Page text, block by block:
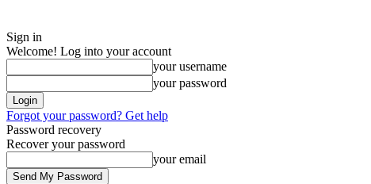
Sign in
Welcome! Log into your account
your username
your password
Forgot your password? Get help
Password recovery
Recover your password
your email